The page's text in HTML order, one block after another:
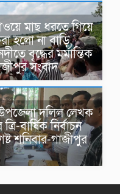
মাছ ধরতে গিয়ে
হলো না বাড়ি,
বৃদ্ধের মর্মান্তিক
সংবাদ
দলিল লেখক
বার্ষিক নির্বাচন
শনিবার-গাজীপুর